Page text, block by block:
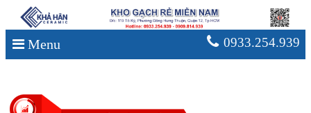
Menu 0933.254.939